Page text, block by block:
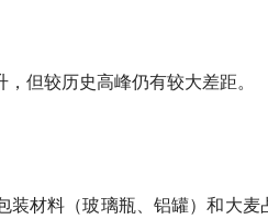
但较历史高峰仍有较大差距。
装材料（玻璃瓶、铝罐）和大麦